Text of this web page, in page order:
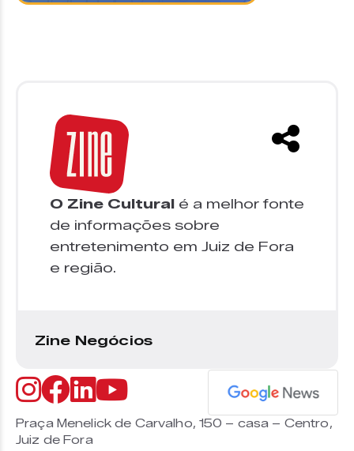
O Zine Cultural é a melhor fonte
de informações sobre
entretenimento em Juiz de Fora
e região.
Zine Negócios
Praça Menelick de Carvalho, 150 – casa – Centro,
Juiz de Fora